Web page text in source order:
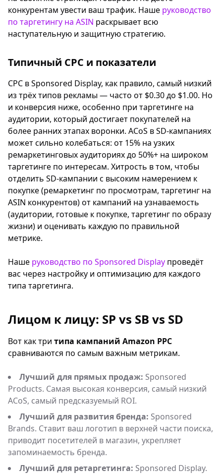
конкурентам увести ваш трафик. Наше руководство
по таргетингу на ASIN раскрывает всю
наступательную и защитную стратегию.
Типичный CPC и показатели
CPC в Sponsored Display, как правило, самый низкий
из трёх типов рекламы — часто от $0.30 до $1.00. Но
и конверсия ниже, особенно при таргетинге на
аудитории, который достигает покупателей на
более ранних этапах воронки. ACoS в SD-кампаниях
может сильно колебаться: от 15% на узких
ремаркетинговых аудиториях до 50%+ на широком
таргетинге по интересам. Хитрость в том, чтобы
отделить SD-кампании с высоким намерением к
покупке (ремаркетинг по просмотрам, таргетинг на
ASIN конкурентов) от кампаний на узнаваемость
(аудитории, готовые к покупке, таргетинг по образу
жизни) и оценивать каждую по правильной
метрике.
Наше руководство по Sponsored Display проведёт
вас через настройку и оптимизацию для каждого
типа таргетинга.
Лицом к лицу: SP vs SB vs SD
Вот как три типа кампаний Amazon PPC
сравниваются по самым важным метрикам.
Лучший для прямых продаж: Sponsored
Products. Самая высокая конверсия, самый низкий
ACoS, самый предсказуемый ROI.
Лучший для развития бренда: Sponsored
Brands. Ставит ваш логотип в верхней части поиска,
приводит посетителей в магазин, укрепляет
запоминаемость бренда.
Лучший для ретаргетинга: Sponsored Display.